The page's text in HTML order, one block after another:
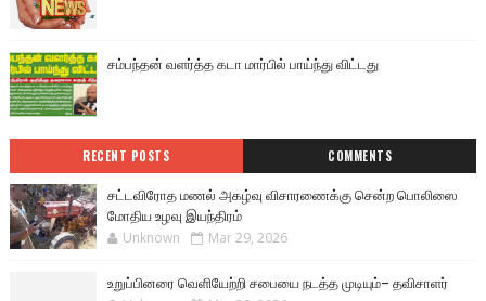
சம்பந்தன் வளர்த்த கடா மார்பில் பாய்ந்து விட்டது
RECENT POSTS COMMENTS
சட்டவிரோத மணல் அகழ்வு விசாரணைக்கு சென்ற பொலிஸை
மோதிய உழவு இயந்திரம்
Unknown Mar 29, 2026
உறுப்பினரை வெளியேற்றி சபையை நடத்த முடியும்– தவிசாளர்